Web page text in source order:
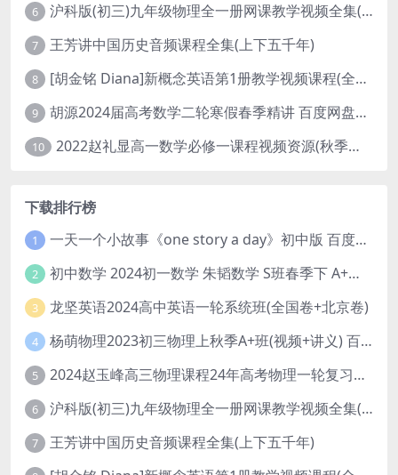
6 沪科版(初三)九年级物理全一册网课教学视频全集(录播版 杜春雨 66讲)
7 王芳讲中国历史音频课程全集(上下五千年)
8 [胡金铭 Diana]新概念英语第1册教学视频课程(全集 百度网盘下载)
9 胡源2024届高考数学二轮寒假春季精讲 百度网盘分享
10 2022赵礼显高一数学必修一课程视频资源(秋季班 含讲义)百度网盘云
下载排行榜
1 一天一个小故事《one story a day》初中版 百度网盘分享下载
2 初中数学 2024初一数学 朱韬数学 S班春季下 A+班春季下 百度云网盘
3 龙坚英语2024高中英语一轮系统班(全国卷+北京卷)
4 杨萌物理2023初三物理上秋季A+班(视频+讲义) 百度网盘分享
5 2024赵玉峰高三物理课程24年高考物理一轮复习网课教程
6 沪科版(初三)九年级物理全一册网课教学视频全集(录播版 杜春雨 66讲)
7 王芳讲中国历史音频课程全集(上下五千年)